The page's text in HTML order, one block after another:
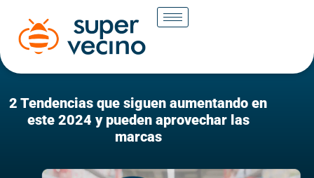
2 Tendencias que siguen aumentando en
este 2024 y pueden aprovechar las
marcas